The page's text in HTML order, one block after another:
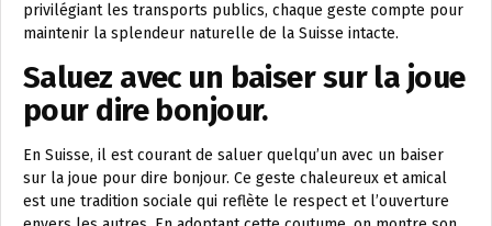
privilégiant les transports publics, chaque geste compte pour
maintenir la splendeur naturelle de la Suisse intacte.
Saluez avec un baiser sur la joue
pour dire bonjour.
En Suisse, il est courant de saluer quelqu’un avec un baiser
sur la joue pour dire bonjour. Ce geste chaleureux et amical
est une tradition sociale qui reflète le respect et l’ouverture